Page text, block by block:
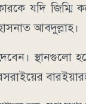
যদি জিম্মি
আবদুল্লাহ।
স্থানগুলো